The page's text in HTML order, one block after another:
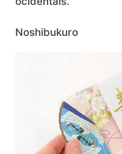
Noshibukuro